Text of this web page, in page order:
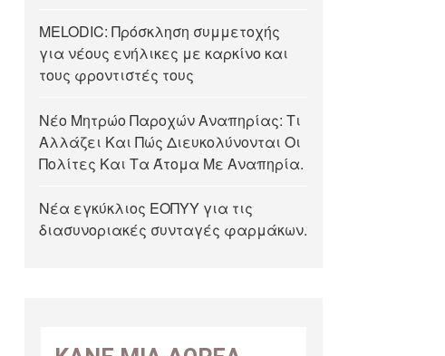
MELODIC: Πρόσκληση συμμετοχής
για νέους ενήλικες με καρκίνο και
τους φροντιστές τους
Νέο Μητρώο Παροχών Αναπηρίας: Τι
Αλλάζει Και Πώς Διευκολύνονται Οι
Πολίτες Και Τα Άτομα Με Αναπηρία.
Νέα εγκύκλιος ΕΟΠΥΥ για τις
διασυνοριακές συνταγές φαρμάκων.